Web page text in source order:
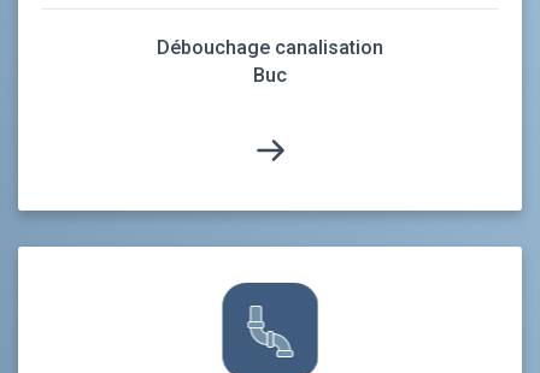
Débouchage canalisation
Buc